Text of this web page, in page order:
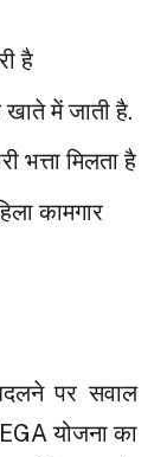
है
में जाती है.
भत्ता मिलता है
कामगार
पर सवाल
योजना का